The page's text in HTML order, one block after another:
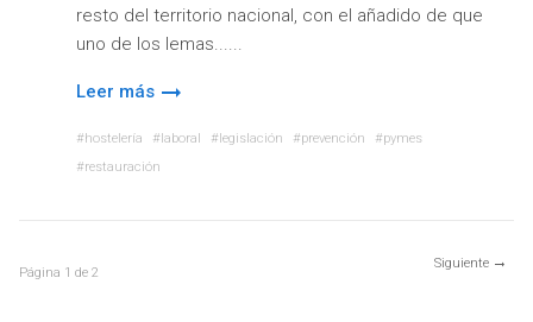
resto del territorio nacional, con el añadido de que
uno de los lemas...
Leer más
hostelería laboral legislación prevención
pymes
restauración
Página 1 de 2
Siguiente